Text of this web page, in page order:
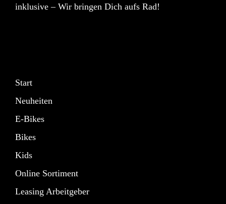
inklusive – Wir bringen Dich aufs Rad!
Start
Neuheiten
E-Bikes
Bikes
Kids
Online Sortiment
Leasing Arbeitgeber